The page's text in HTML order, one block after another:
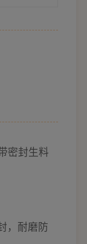
密封生料
，耐磨防